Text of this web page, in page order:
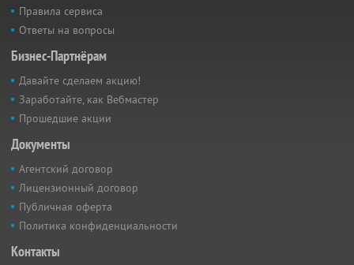
Правила сервиса
Ответы на вопросы
Бизнес-Партнёрам
Давайте сделаем акцию!
Заработайте, как Вебмастер
Прошедшие акции
Документы
Агентский договор
Лицензионный договор
Публичная оферта
Политика конфиденциальности
Контакты